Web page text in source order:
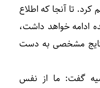
کرد. تا آنجا که اطلاع
ادامه خواهد داشت،
نتایج مشخصی به دست
گفت:‌ ما از نفس